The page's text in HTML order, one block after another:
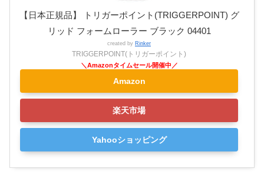
【日本正規品】 トリガーポイント(TRIGGERPOINT) グ
リッド フォームローラー ブラック 04401
created by Rinker
TRIGGERPOINT(トリガーポイント)
Amazon
楽天市場
Yahooショッピング